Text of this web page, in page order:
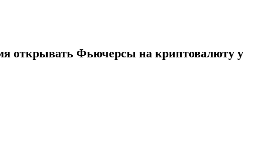
открывать Фьючерсы на криптовалюту у